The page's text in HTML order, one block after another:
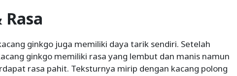
ginkgo juga memiliki daya tarik sendiri. Setelah
ginkgo memiliki rasa yang lembut dan manis namun
rasa pahit. Teksturnya mirip dengan kacang polong